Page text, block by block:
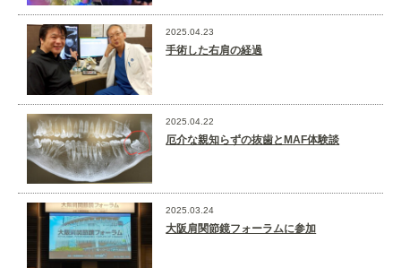
2025.04.23
手術した右肩の経過
2025.04.22
厄介な親知らずの抜歯とMAF体験談
2025.03.24
大阪肩関節鏡フォーラムに参加